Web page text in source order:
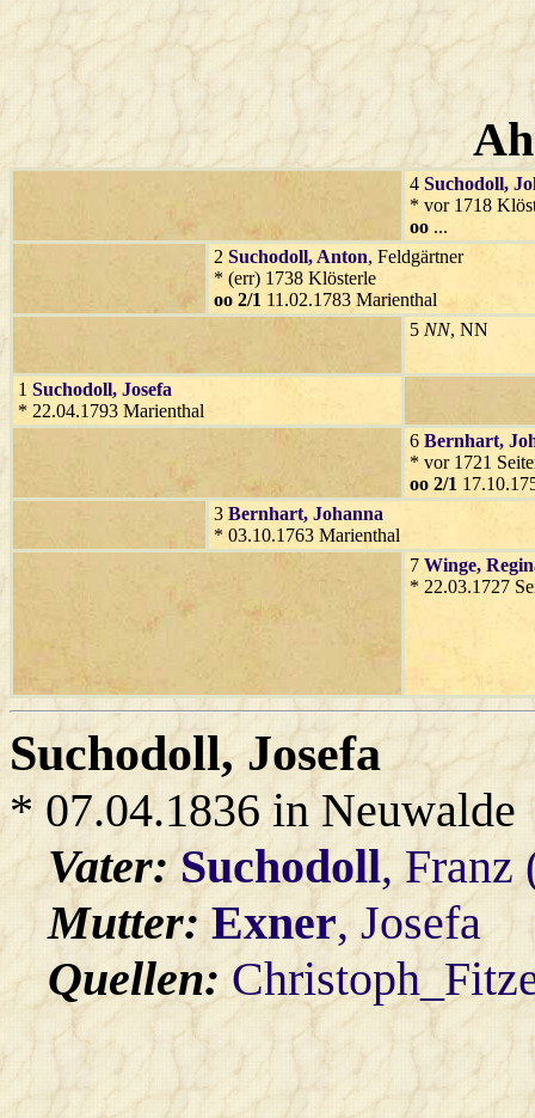
4 Suchodoll,
* vor 1718
oo ...
2 Suchodoll, Anton, Feldgärtner
* (err) 1738 Klösterle
oo 2/1 11.02.1783 Marienthal
5 NN, NN
1 Suchodoll, Josefa
* 22.04.1793 Marienthal
6 Bernhart,
* vor 1721
oo 2/1
3 Bernhart, Johanna
* 03.10.1763 Marienthal
7 Winge,
* 22.03.1727
Suchodoll, Josefa
* 07.04.1836 in Neuwalde
Vater:Suchodoll, Franz
Mutter:Exner, Josefa
Quellen: